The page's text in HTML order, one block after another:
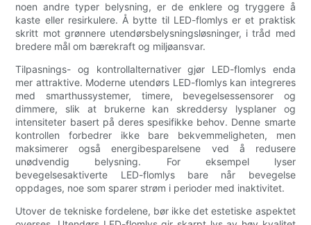
noen andre typer belysning, er de enklere og tryggere å
kaste eller resirkulere. Å bytte til LED-flomlys er et praktisk
skritt mot grønnere utendørsbelysningsløsninger, i tråd med
bredere mål om bærekraft og miljøansvar.
Tilpasnings- og kontrollalternativer gjør LED-flomlys enda
mer attraktive. Moderne utendørs LED-flomlys kan integreres
med smarthussystemer, timere, bevegelsessensorer og
dimmere, slik at brukerne kan skreddersy lysplaner og
intensiteter basert på deres spesifikke behov. Denne smarte
kontrollen forbedrer ikke bare bekvemmeligheten, men
maksimerer også energibesparelsene ved å redusere
unødvendig belysning. For eksempel lyser
bevegelsesaktiverte LED-flomlys bare når bevegelse
oppdages, noe som sparer strøm i perioder med inaktivitet.
Utover de tekniske fordelene, bør ikke det estetiske aspektet